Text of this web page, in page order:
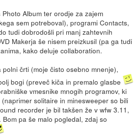
Album ter orodje za zajem
sem potreboval), programi Contacts,
tudi dobrodošli pri manj zahtevnih
Makerja še nisem preizkusil (pa ga tudi
kako deluje collaboration.
črti (moje čisto osebno mnenje),
bogi (preveč kiča in premalo glasbe
vmesnike mnogih programov, ki
solitaire in minesweeper so bili
recorder je bil takšen že v wfw 3.11,
pa še malo pogledal, zdaj so